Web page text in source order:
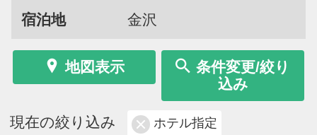
宿泊地
金沢
地図表示
条件変更/絞り
込み
現在の絞り込み ホテル指定